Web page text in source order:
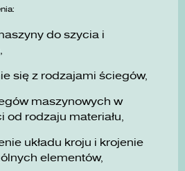
do szycia i
się z rodzajami ściegów,
maszynowych w
od rodzaju materiału,
układu kroju i krojenie
elementów,